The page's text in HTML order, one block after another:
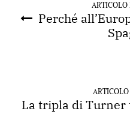
ARTICOLO
Perché
La tripla di Turner